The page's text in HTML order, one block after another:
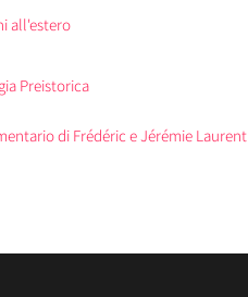
all'estero
Preistorica
di Frédéric e Jérémie Laurent